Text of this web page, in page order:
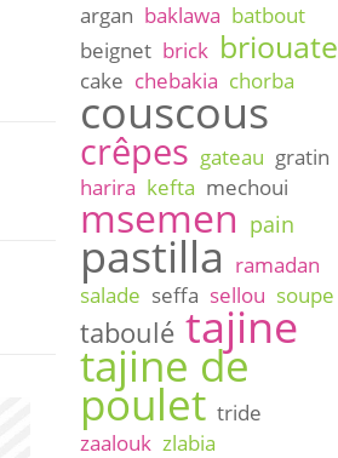
argan baklawa batbout
beignet brick briouate
cake chebakia chorba
couscous
crêpes gateau gratin
harira kefta mechoui
msemen pain
pastilla ramadan
salade seffa sellou soupe
taboulé tajine
tajine de
poulet tride
zaalouk zlabia